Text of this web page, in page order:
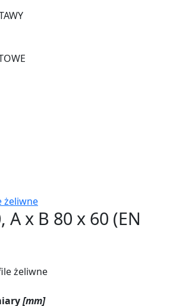
żeliwne
x B 80 x 60 (EN
[mm]